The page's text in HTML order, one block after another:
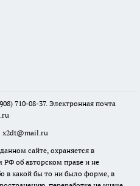
710-08-37. Электронная почта
x2dt@mail.ru
сайте, охраняется в
РФ об авторском праве и не
в какой бы то ни было форме, в